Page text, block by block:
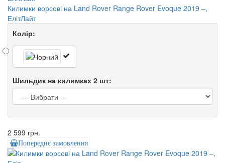
Килимки ворсові на Land Rover Range Rover Evoque 2019 –,
ЕлітЛайт
Колір:
Шильдик на килимках 2 шт:
2 599 грн.
Попереднє замовлення